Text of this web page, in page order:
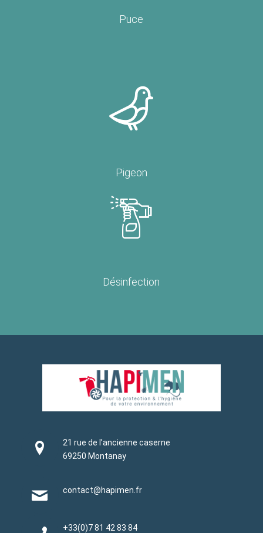
Puce
Pigeon
Désinfection
21 rue de l’ancienne caserne
69250 Montanay
contact@hapimen.fr
+33(0)7 81 42 83 84